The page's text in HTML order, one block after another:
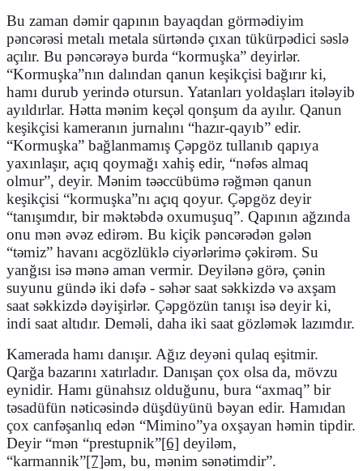
Bu zaman dəmir qapının bayaqdan görmədiyim
pəncərəsi metalı metala sürtəndə çıxan tükürpədici səslə
açılır. Bu pəncərəyə burda “kormuşka” deyirlər.
“Kormuşka”nın dalından qanun keşikçisi bağırır ki,
hamı durub yerində otursun. Yatanları yoldaşları itələyib
ayıldırlar. Hətta mənim keçəl qonşum da ayılır. Qanun
keşikçisi kameranın jurnalını “hazır-qayıb” edir.
“Kormuşka” bağlanmamış Çəpgöz tullanıb qapıya
yaxınlaşır, açıq qoymağı xahiş edir, “nəfəs almaq
olmur”, deyir. Mənim təəccübümə rəğmən qanun
keşikçisi “kormuşka”nı açıq qoyur. Çəpgöz deyir
“tanışımdır, bir məktəbdə oxumuşuq”. Qapının ağzında
onu mən əvəz edirəm. Bu kiçik pəncərədən gələn
“təmiz” havanı acgözlüklə ciyərlərimə çəkirəm. Su
yanğısı isə mənə aman vermir. Deyilənə görə, çənin
suyunu gündə iki dəfə - səhər saat səkkizdə və axşam
saat səkkizdə dəyişirlər. Çəpgözün tanışı isə deyir ki,
indi saat altıdır. Deməli, daha iki saat gözləmək lazımdır.
Kamerada hamı danışır. Ağız deyəni qulaq eşitmir.
Qarğa bazarını xatırladır. Danışan çox olsa da, mövzu
eynidir. Hamı günahsız olduğunu, bura “axmaq” bir
təsadüfün nəticəsində düşdüyünü bəyan edir. Hamıdan
çox canfəşanlıq edən “Mimino”ya oxşayan həmin tipdir.
Deyir “mən “prestupnik”[6] deyiləm,
“karmannik”[7]əm, bu, mənim sənətimdir”.